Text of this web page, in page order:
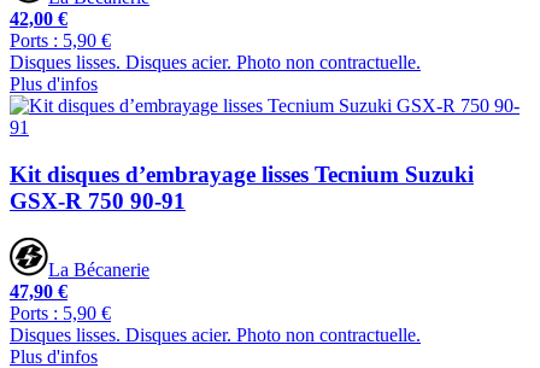
42,00 €
Ports : 5,90 €
Disques lisses. Disques acier. Photo non contractuelle.
Plus d'infos
Kit disques d’embrayage lisses Tecnium Suzuki
GSX-R 750 90-91
La Bécanerie
47,90 €
Ports : 5,90 €
Disques lisses. Disques acier. Photo non contractuelle.
Plus d'infos